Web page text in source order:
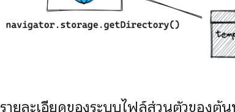
รายละเอียดของระบบไฟล์ส่วนตัวของต้น